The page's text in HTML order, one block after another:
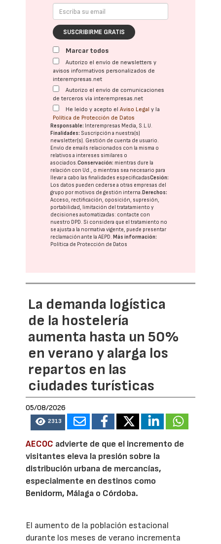
SUSCRIBIRME GRATIS
Marcar todos
Autorizo el envío de newsletters y
avisos informativos personalizados de
interempresas.net
Autorizo el envío de comunicaciones
de terceros vía interempresas.net
He leído y acepto elAviso Legal y la
Política de Protección de Datos
Responsable: Interempresas Media, S.L.U.
Finalidades: Suscripción a nuestra(s)
newsletter(s). Gestión de cuenta de usuario.
Envío de emails relacionados con la misma o
relativos a intereses similares o
asociados.Conservación: mientras dure la
relación con Ud., o mientras sea necesario para
llevar a cabo las finalidades especificadasCesión:
Los datos pueden cederse a otras empresas del
grupo por motivos de gestión interna. Derechos:
Acceso, rectificación, oposición, supresión,
portabilidad, limitación del tratatamiento y
decisiones automatizadas: contacte con
nuestro DPD. Si considera que el tratamiento no
se ajusta a la normativa vigente, puede presentar
reclamación ante laAEPD. Más información:
Política de Protección de Datos
La demanda logística
de la hostelería
aumenta hasta un 50%
en verano y alarga los
repartos en las
ciudades turísticas
05/08/2026
2313
AECOC advierte de que el incremento de
visitantes eleva la presión sobre la
distribución urbana de mercancías,
especialmente en destinos como
Benidorm, Málaga o Córdoba.
El aumento de la población estacional
durante los meses de verano incrementa